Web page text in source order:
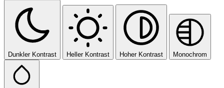
Dunkler Kontrast Heller Kontrast Hoher Kontrast Monochrom